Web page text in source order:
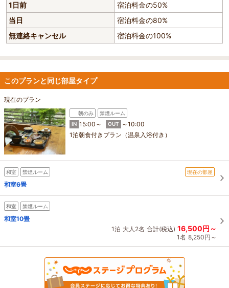
1日前
宿泊料金の50%
当日
宿泊料金の80%
無連絡キャンセル
宿泊料金の100%
このプランと同じ部屋タイプ
現在のプラン
朝のみ
禁煙ルーム
IN 15:00～ OUT
～10:00
1泊朝食付きプラン（温泉入浴付き）
和室 禁煙ルーム 現在の部屋
和室6畳
和室 禁煙ルーム
和室10畳
1泊 大人2名 合計(税込) 16,500円～
1名 8,250円～